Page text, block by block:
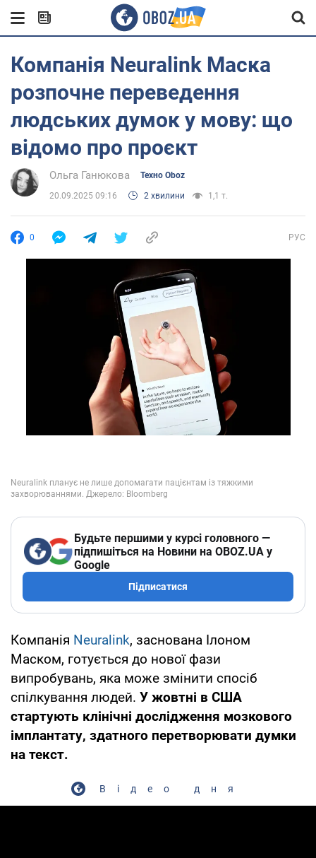
Компанія Neuralink Маска
розпочне переведення
людських думок у мову: що
відомо про проєкт
Ольга Ганюкова Техно Oboz
20.09.2025 09:16 2 хвилини 1,1 т.
0 РУС
Будьте першими у курсі головного —
підпишіться на Новини на OBOZ.UA у
Google
Підписатися
Компанія Neuralink, заснована Ілоном
Маском, готується до нової фази
випробувань, яка може змінити спосіб
спілкування людей. У жовтні в США
стартують клінічні дослідження мозкового
імплантату, здатного перетворювати думки
на текст.
Відео дня